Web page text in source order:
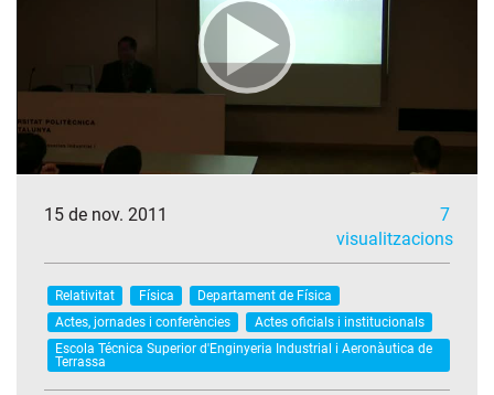
15 de nov. 2011
7
visualitzacions
Relativitat Física
Departament de Física
Actes, jornades i conferències
Actes oficials i institucionals
Escola Técnica Superior d'Enginyeria Industrial i Aeronàutica de
Terrassa